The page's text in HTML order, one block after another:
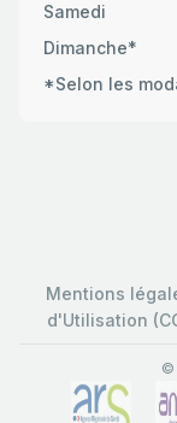
Samedi
Dimanche*
*Selon les
Mentions
d'Utilisation
©